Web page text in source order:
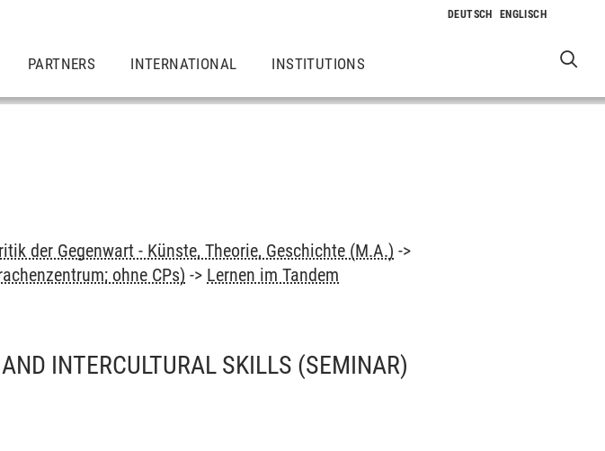
PARTNERS INTERNATIONAL INSTITUTIONS
der Gegenwart - Künste, Theorie, Geschichte (M.A.) ->
ohne CPs) -> Lernen im Tandem
INTERCULTURAL SKILLS (SEMINAR)